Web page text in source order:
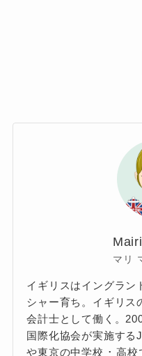
マリ
イギリスはイングラン
シャー育ち。イギリス
会計士として働く。
国際化協会が実施する
や東京の中学校 ･ 高